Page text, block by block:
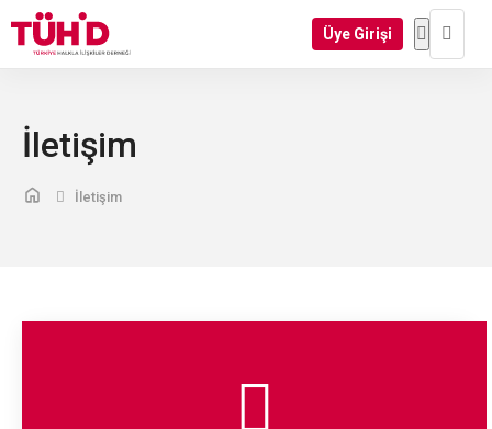
Üye Girişi
İletişim
İletişim